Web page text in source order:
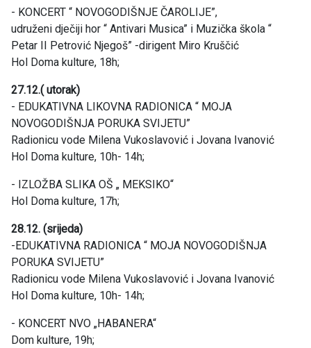
- KONCERT “ NOVOGODIŠNJE ČAROLIJE”,
udruženi dječiji hor “ Antivari Musica” i Muzička škola “
Petar II Petrović Njegoš” -dirigent Miro Kruščić
Hol Doma kulture, 18h;
27.12.( utorak)
- EDUKATIVNA LIKOVNA RADIONICA “ MOJA
NOVOGODIŠNJA PORUKA SVIJETU”
Radionicu vode Milena Vukoslavović i Jovana Ivanović
Hol Doma kulture, 10h- 14h;
- IZLOŽBA SLIKA OŠ „ MEKSIKO“
Hol Doma kulture, 17h;
28.12. (srijeda)
-EDUKATIVNA RADIONICA “ MOJA NOVOGODIŠNJA
PORUKA SVIJETU”
Radionicu vode Milena Vukoslavović i Jovana Ivanović
Hol Doma kulture, 10h- 14h;
- KONCERT NVO „HABANERA“
Dom kulture, 19h;